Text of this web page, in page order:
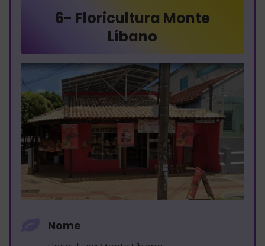
6- Floricultura Monte
Líbano
Nome